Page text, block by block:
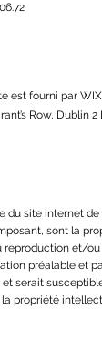
est fourni par WIX
Row, Dublin
du site internet
sont la
et/
préalable et
serait
propriété